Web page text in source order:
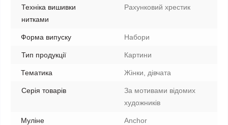
Техніка вишивки
нитками
Рахунковий хрестик
Форма випуску Набори
Тип продукції Картини
Тематика Жінки, дівчата
Серія товарів
За мотивами відомих
художників
Муліне Anchor